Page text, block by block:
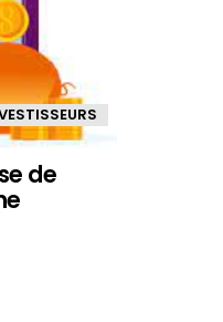
de